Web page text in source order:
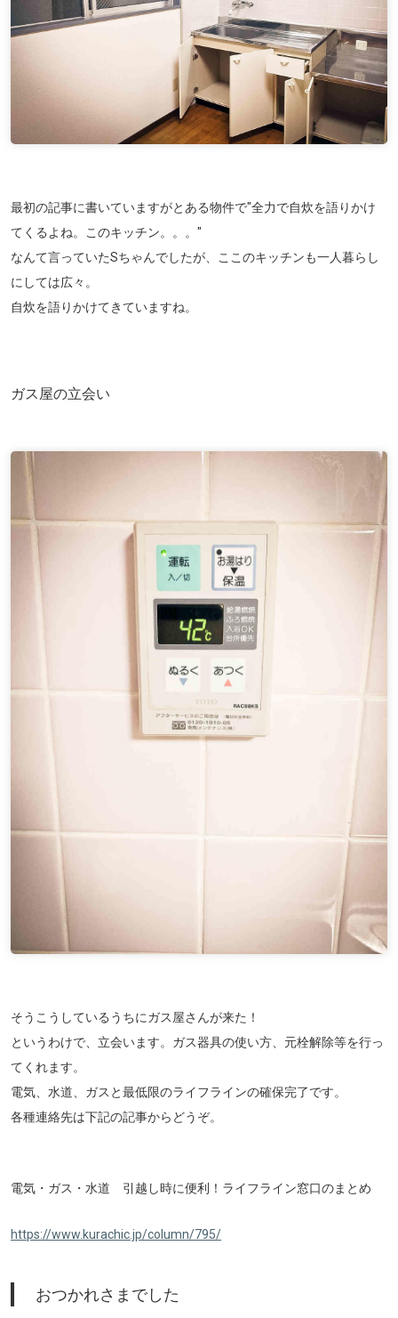
最初の記事に書いていますがとある物件で"全力で自炊を語りかけ
てくるよね。このキッチン。。。"
なんて言っていたSちゃんでしたが、ここのキッチンも一人暮らし
にしては広々。
自炊を語りかけてきていますね。
ガス屋の立会い
そうこうしているうちにガス屋さんが来た！
というわけで、立会います。ガス器具の使い方、元栓解除等を行っ
てくれます。
電気、水道、ガスと最低限のライフラインの確保完了です。
各種連絡先は下記の記事からどうぞ。
電気・ガス・水道 引越し時に便利！ライフライン窓口のまとめ
https://www.kurachic.jp/column/795/
おつかれさまでした